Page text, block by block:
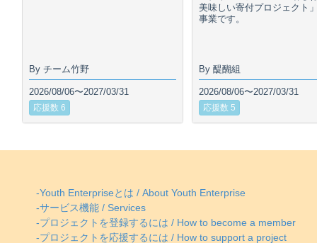
By チーム竹野
2026/08/06〜2027/03/31
応援数 6
美味しい寄付プロジェクト
事業です。
By 醍醐組
2026/08/06〜2027/03/31
応援数 5
-Youth Enterpriseとは / About Youth Enterprise
-サービス機能 / Services
-プロジェクトを登録するには / How to become a member
-プロジェクトを応援するには / How to support a project